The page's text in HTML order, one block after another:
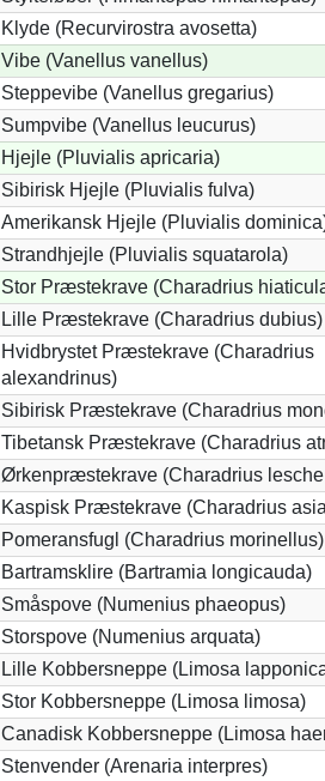
Klyde (Recurvirostra avosetta)
Vibe (Vanellus vanellus)
Steppevibe (Vanellus gregarius)
Sumpvibe (Vanellus leucurus)
Hjejle (Pluvialis apricaria)
Sibirisk Hjejle (Pluvialis fulva)
Amerikansk Hjejle (Pluvialis
Strandhjejle (Pluvialis squatarola)
Stor Præstekrave (Charadrius
Lille Præstekrave (Charadrius dubius)
Hvidbrystet Præstekrave (Charadrius
alexandrinus)
Sibirisk Præstekrave (Charadrius
Tibetansk Præstekrave (Charadrius
Ørkenpræstekrave (Charadrius
Kaspisk Præstekrave (Charadrius
Pomeransfugl (Charadrius morinellus)
Bartramsklire (Bartramia longicauda)
Småspove (Numenius phaeopus)
Storspove (Numenius arquata)
Lille Kobbersneppe (Limosa
Stor Kobbersneppe (Limosa limosa)
Canadisk Kobbersneppe (Limosa
Stenvender (Arenaria interpres)